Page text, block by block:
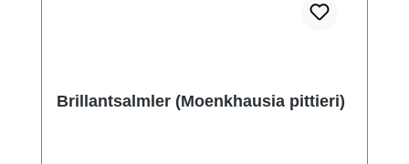
Brillantsalmler (Moenkhausia pittieri)